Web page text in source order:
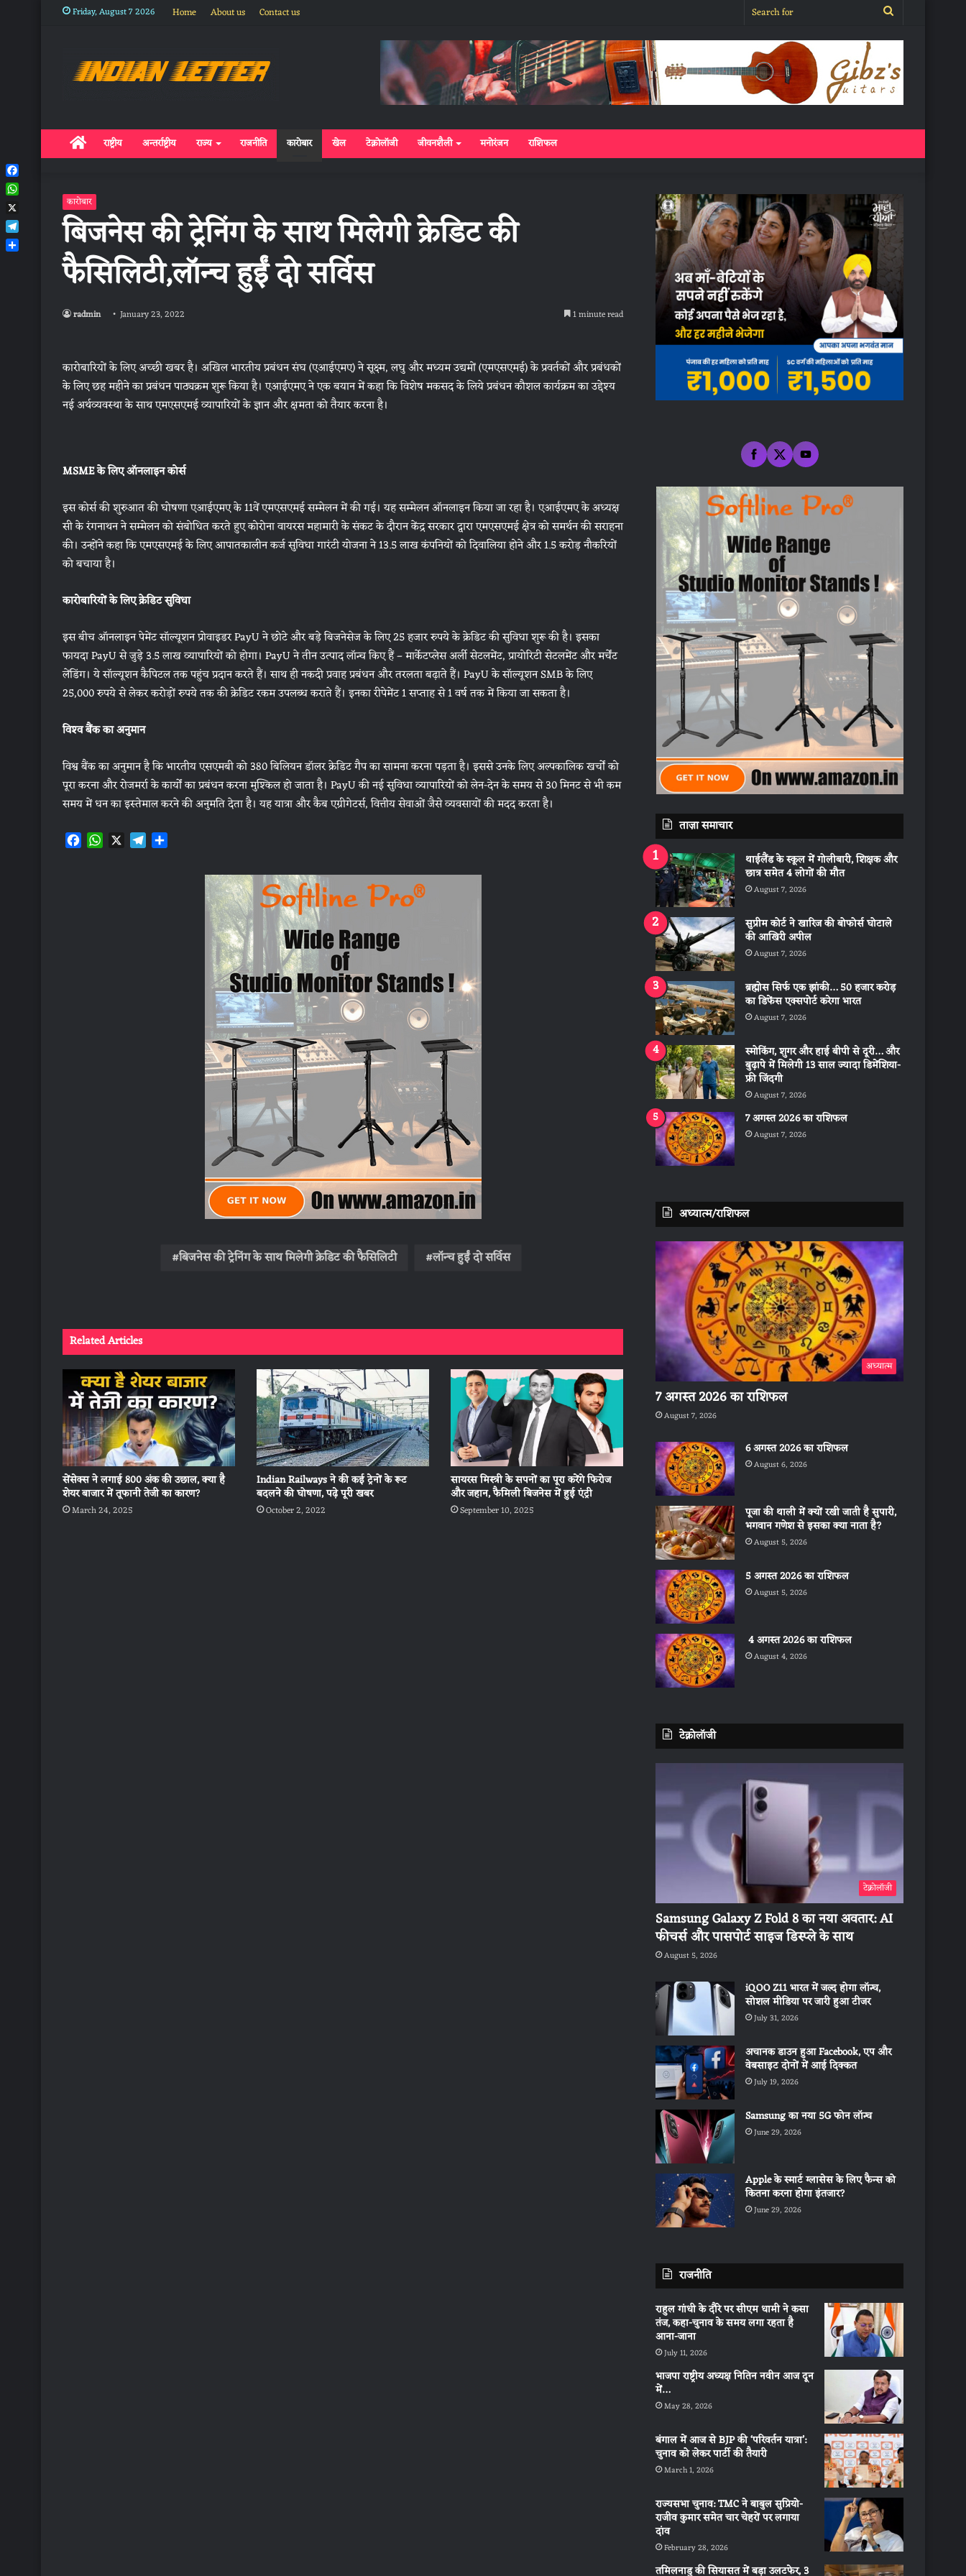
Friday, August 7 2026 Home About us Contact us
Search
for
Homeराष्ट्रीय अन्तर्राष्ट्रीय राज्य राजनीति कारोबार खेल टेक्नोलॉजी जीवनशैली मनोरंजन राशिफल
कारोबार
बिजनेस की ट्रेनिंग के साथ मिलेगी क्रेडिट की
फैसिलिटी,लॉन्‍च हुईं दो सर्विस
radmin January 23, 2022 1 minute read
कारोबारियों के लिए अच्‍छी खबर है। अखिल भारतीय प्रबंधन संघ (एआईएमए) ने सूक्ष्म, लघु और मध्यम उद्यमों (एमएसएमई) के प्रवर्तकों और प्रबंधकों
के लिए छह महीने का प्रबंधन पाठ्यक्रम शुरू किया है। एआईएमए ने एक बयान में कहा कि विशेष मकसद के लिये प्रबंधन कौशल कार्यक्रम का उद्देश्य
नई अर्थव्यवस्था के साथ एमएसएमई व्यापारियों के ज्ञान और क्षमता को तैयार करना है।
MSME के लिए ऑनलाइन कोर्स
इस कोर्स की शुरुआत की घोषणा एआईएमए के 11वें एमएसएमई सम्मेलन में की गई। यह सम्मेलन ऑनलाइन किया जा रहा है। एआईएमए के अध्यक्ष
सी के रंगनाथन ने सम्मेलन को संबोधित करते हुए कोरोना वायरस महामारी के संकट के दौरान केंद्र सरकार द्वारा एमएसएमई क्षेत्र को समर्थन की सराहना
की। उन्होंने कहा कि एमएसएमई के लिए आपातकालीन कर्ज सुविधा गारंटी योजना ने 13.5 लाख कंपनियों को दिवालिया होने और 1.5 करोड़ नौकरियों
को बचाया है।
कारोबारियों के लिए क्रेडिट सुविधा
इस बीच ऑनलाइन पेमेंट सॉल्‍यूशन प्रोवाइडर PayU ने छोटे और बड़े बिजनेसेज के लिए 25 हजार रुपये के क्रेडिट की सुविधा शुरू की है। इसका
फायदा PayU से जुड़े 3.5 लाख व्यापारियों को होगा। PayU ने तीन उत्पाद लॉन्च किए हैं – मार्केटप्लेस अर्ली सेटलमेंट, प्रायोरिटी सेटलमेंट और मर्चेंट
लेंडिंग। ये सॉल्‍यूशन कैपिटल तक पहुंच प्रदान करते हैं। साथ ही नकदी प्रवाह प्रबंधन और तरलता बढ़ाते हैं। PayU के सॉल्‍यूशन SMB के लिए
25,000 रुपये से लेकर करोड़ों रुपये तक की क्रेडिट रकम उपलब्‍ध कराते हैं। इनका रीपेमेंट 1 सप्ताह से 1 वर्ष तक में किया जा सकता है।
विश्‍व बैंक का अनुमान
विश्व बैंक का अनुमान है कि भारतीय एसएमबी को 380 बिलियन डॉलर क्रेडिट गैप का सामना करना पड़ता है। इससे उनके लिए अल्पकालिक खर्चों को
पूरा करना और रोजमर्रा के कार्यों का प्रबंधन करना मुश्किल हो जाता है। PayU की नई सुविधा व्यापारियों को लेन-देन के समय से 30 मिनट से भी कम
समय में धन का इस्‍तेमाल करने की अनुमति देता है। यह यात्रा और कैब एग्रीगेटर्स, वित्तीय सेवाओं जैसे व्यवसायों की मदद करता है।
F W X T
बिजनेस की ट्रेनिंग के साथ मिलेगी क्रेडिट की फैसिलिटी लॉन्‍च हुईं दो सर्विस
Related Articles
सेंसेक्स ने लगाई 800 अंक की उछाल, क्या है
शेयर बाजार में तूफानी तेजी का कारण?
March 24, 2025
Indian Railways ने की कई ट्रेनों के रूट
बदलने की घोषणा, पढ़े पूरी खबर
October 2, 2022
सायरस मिस्त्री के सपनों का पूरा करेंगे फिरोज
और जहान, फैमिली बिजनेस में हुई एंट्री
September 10, 2025
ताज़ा समाचार
थाईलैंड के स्कूल में गोलीबारी, शिक्षक और
छात्र समेत 4 लोगों की मौत
August 7, 2026
सुप्रीम कोर्ट ने खारिज की बोफोर्स घोटाले
की आखिरी अपील
August 7, 2026
ब्रह्मोस सिर्फ एक झांकी… 50 हजार करोड़
का डिफेंस एक्सपोर्ट करेगा भारत
August 7, 2026
स्मोकिंग, शुगर और हाई बीपी से दूरी… और
बुढ़ापे में मिलेगी 13 साल ज्यादा डिमेंशिया-
फ्री जिंदगी
August 7, 2026
7 अगस्त 2026 का राशिफल
August 7, 2026
अध्यात्म/राशिफल
अध्यात्म
7 अगस्त 2026 का राशिफल
August 7, 2026
6 अगस्त 2026 का राशिफल
August 6, 2026
पूजा की थाली में क्यों रखी जाती है सुपारी,
भगवान गणेश से इसका क्या नाता है?
August 5, 2026
5 अगस्त 2026 का राशिफल
August 5, 2026
4 अगस्त 2026 का राशिफल
August 4, 2026
टेक्नोलॉजी
टेक्नोलॉजी
Samsung Galaxy Z Fold 8 का नया अवतार: AI
फीचर्स और पासपोर्ट साइज डिस्प्ले के साथ
August 5, 2026
iQOO Z11 भारत में जल्द होगा लॉन्च,
सोशल मीडिया पर जारी हुआ टीजर
July 31, 2026
अचानक डाउन हुआ Facebook, एप और
वेबसाइट दोनों में आई दिक्कत
July 19, 2026
Samsung का नया 5G फोन लॉन्च
June 29, 2026
Apple के स्मार्ट ग्लासेस के लिए फैन्स को
कितना करना होगा इंतजार?
June 29, 2026
राजनीति
राहुल गांधी के दौरे पर सीएम धामी ने कसा
तंज, कहा-चुनाव के समय लगा रहता है
आना-जाना
July 11, 2026
भाजपा राष्ट्रीय अध्यक्ष नितिन नवीन आज दून
में…
May 28, 2026
बंगाल में आज से BJP की ‘परिवर्तन यात्रा’:
चुनाव को लेकर पार्टी की तैयारी
March 1, 2026
राज्यसभा चुनाव: TMC ने बाबुल सुप्रियो-
राजीव कुमार समेत चार चेहरों पर लगाया
दांव
February 28, 2026
तमिलनाडु की सियासत में बड़ा उलटफेर, 3
Facebook
WhatsApp
X
Telegram